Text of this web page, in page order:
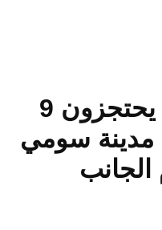
القوميون الأوكران يحتجزون 9
مدينة سومي
الجانب